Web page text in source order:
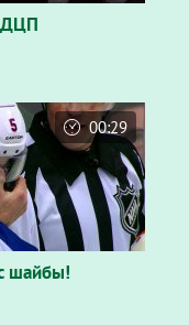
ДЦП
шайбы!
00:29